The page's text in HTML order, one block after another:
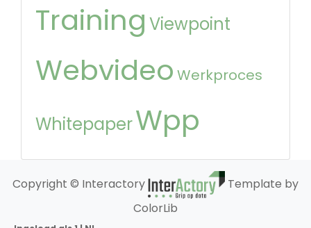
Training Viewpoint
Webvideo Werkproces
WhitepaperWpp
Copyright © Interactory
Template by
ColorLib